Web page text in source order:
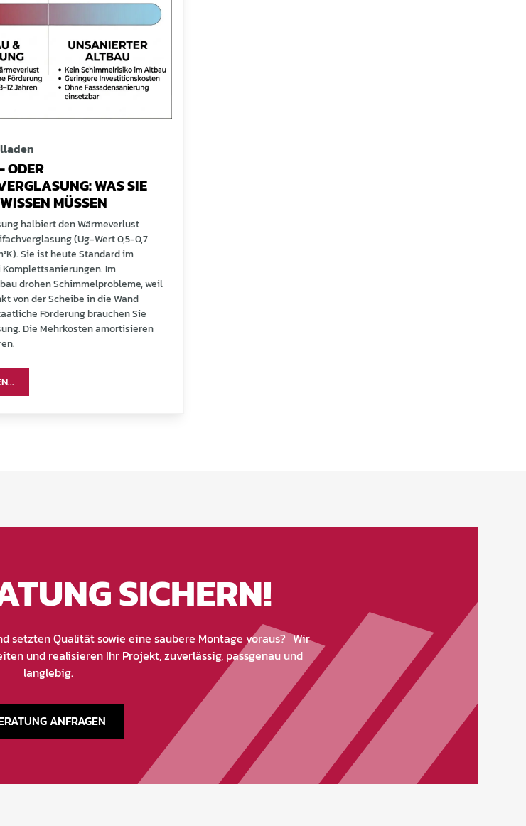
ODER
WAS SIE
MÜSSEN
halbiert den Wärmeverlust
(Ug-Wert 0,5-0,7
Sie ist heute Standard im
Komplettsanierungen. Im
drohen Schimmelprobleme, weil
von der Scheibe in die Wand
Förderung brauchen Sie
Die Mehrkosten amortisieren
SICHERN!
setzten Qualität sowie eine saubere Montage voraus? Wir
und realisieren Ihr Projekt, zuverlässig, passgenau und
langlebig.
ANFRAGEN